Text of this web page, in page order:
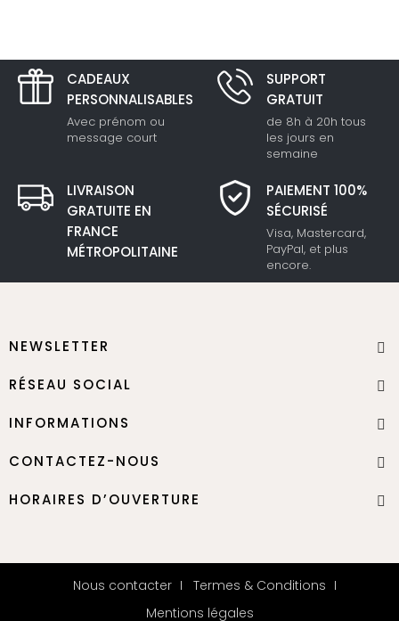
CADEAUX
PERSONNALISABLES
Avec prénom ou
message court
SUPPORT
GRATUIT
de 8h à 20h tous
les jours en
semaine
LIVRAISON
GRATUITE EN
FRANCE
MÉTROPOLITAINE
PAIEMENT 100%
SÉCURISÉ
Visa, Mastercard,
PayPal, et plus
encore.
NEWSLETTER
RÉSEAU SOCIAL
INFORMATIONS
CONTACTEZ-NOUS
HORAIRES D’OUVERTURE
Nous contacter
Termes & Conditions
Mentions légales